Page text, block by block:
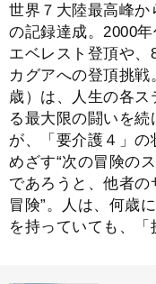
世界７大陸最高峰か
の記録達成。2000
エベレスト登頂や
カグアへの登頂挑
歳）は、人生の各ス
る最大限の闘いを
が、「要介護４」
めざす“次の冒険の
であろうと、他者の
冒険”。人は、何歳
を持っていても、「